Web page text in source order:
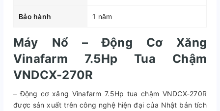
Bảo hành 1 năm
Máy Nổ – Động Cơ Xăng
Vinafarm 7.5Hp Tua Chậm
VNDCX-270R
– Động cơ xăng Vinafarm 7.5Hp tua chậm VNDCX-270R
được sản xuất trên công nghệ hiện đại của Nhật bản tích